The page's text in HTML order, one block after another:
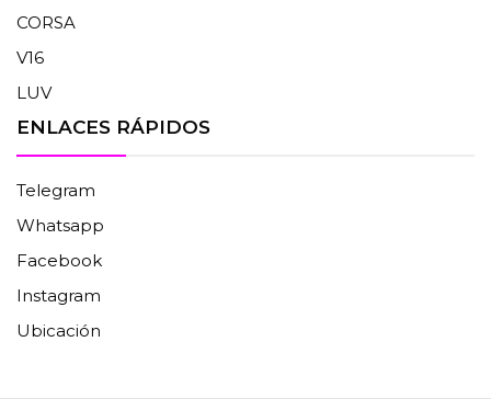
CORSA
V16
LUV
ENLACES RÁPIDOS
Telegram
Whatsapp
Facebook
Instagram
Ubicación